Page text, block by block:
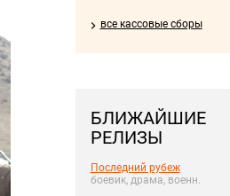
все кассовые сборы
БЛИЖАЙШИЕ
РЕЛИЗЫ
Последний рубеж
боевик, драма, военн.